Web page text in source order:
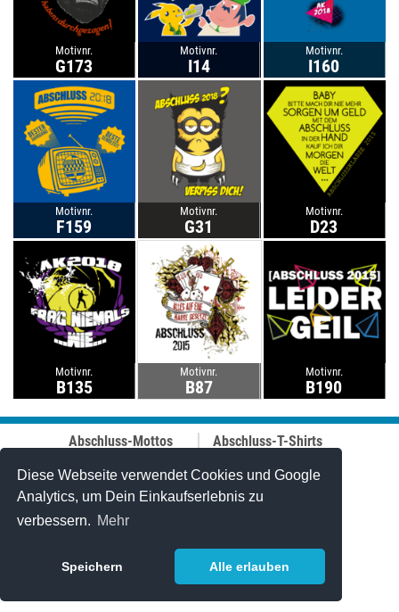
Diese Webseite verwendet Cookies und Google
Analytics, um Dein Einkaufserlebnis zu
verbessern. Mehr
Speichern Alle erlauben
Motivnr.
G173
Motivnr.
I14
Motivnr.
I160
Motivnr.
F159
Motivnr.
G31
Motivnr.
D23
Motivnr.
B135
Motivnr.
B87
Motivnr.
B190
Abschluss-Mottos
Abi-Mottos
Lehrer-Motive
Online-Designer
Abschluss-T-Shirts
Best-Price-
Abschlussshirts
Stuff & Bändchen